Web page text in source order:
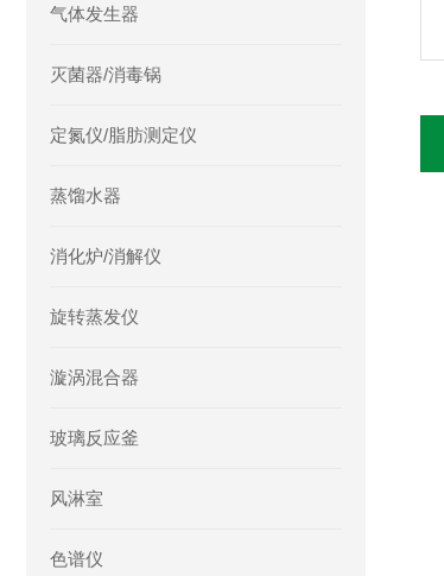
气体发生器
灭菌器/消毒锅
定氮仪/脂肪测定仪
蒸馏水器
消化炉/消解仪
旋转蒸发仪
漩涡混合器
玻璃反应釜
风淋室
色谱仪